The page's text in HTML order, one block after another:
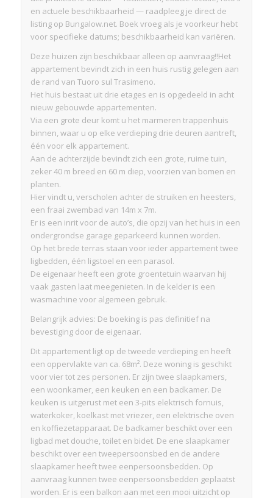
en actuele beschikbaarheid — raadpleeg je direct de
listing op Bungalow.net. Boek vroeg als je voorkeur hebt
voor specifieke datums; beschikbaarheid kan variëren.
Deze huizen zijn beschikbaar alleen op aanvraag!!Het
appartement bevindt zich in een huis rustig gelegen aan
de rand van Tuoro sul Trasimeno.
Het huis bestaat uit drie etages en is opgedeeld in acht
nieuw gebouwde appartementen.
Via een grote deur komt u het marmeren trappenhuis
binnen, waar u op elke verdieping drie deuren aantreft,
één voor elk appartement.
Aan de achterzijde bevindt zich een grote, ruime tuin,
zeker 40 m breed en 60 m diep, voorzien van bomen en
planten.
Hier vindt u, verscholen achter de struiken en heesters,
een fraai zwembad van 14m x 7m.
Er is een inrit voor de auto’s, die opzij van het huis in een
ondergrondse garage geparkeerd kunnen worden.
Op het brede terras staan voor ieder appartement twee
ligbedden, één ligstoel en een parasol.
De eigenaar heeft een grote groentetuin waarvan hij
vaak gasten laat meegenieten. In de kelder is een
wasmachine voor algemeen gebruik.
Belangrijk advies: De boeking is pas definitief na
bevestiging door de eigenaar.
Dit appartement ligt op de tweede verdieping en heeft
een oppervlakte van ca. 68m². Deze woning is geschikt
voor vier tot zes personen. Er zijn twee slaapkamers,
een woonkamer, een keuken en een badkamer. De
keuken is uitgerust met een 3-pits elektrisch fornuis,
waterkoker, koelkast met vriezer, een elektrische oven
en koffiezetapparaat. De badkamer beschikt over een
ligbad met douche, toilet en bidet. De ene slaapkamer
beschikt over een tweepersoonsbed en de andere
slaapkamer heeft twee eenpersoonsbedden. Op
aanvraag kunnen twee eenpersoonsbedden geplaatst
worden. Er is een balkon aan met een mooi uitzicht op